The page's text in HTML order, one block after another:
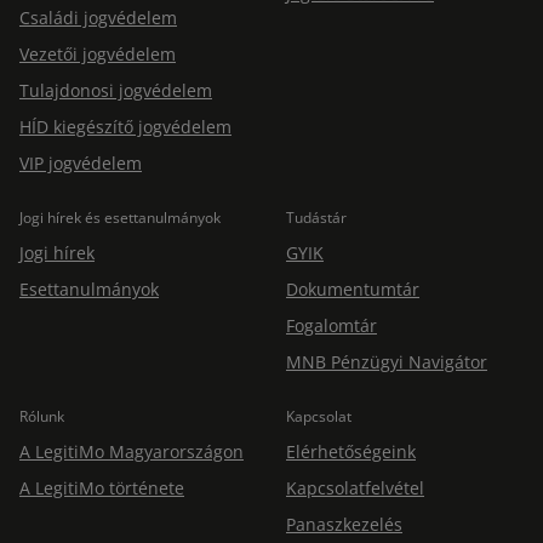
Családi jogvédelem
Vezetői jogvédelem
Tulajdonosi jogvédelem
HÍD kiegészítő jogvédelem
VIP jogvédelem
Jogi hírek és esettanulmányok
Jogi hírek
Esettanulmányok
Tudástár
GYIK
Dokumentumtár
Fogalomtár
MNB Pénzügyi Navigátor
Rólunk
A LegitiMo Magyarországon
A LegitiMo története
Kapcsolat
Elérhetőségeink
Kapcsolatfelvétel
Panaszkezelés